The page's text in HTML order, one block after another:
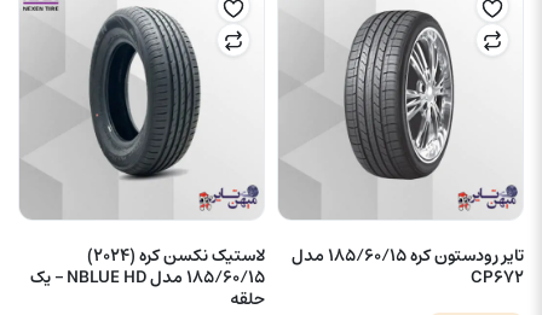
تایر رودستون کره 185/60/15 مدل
CP672
لاستیک نکسن کره (2024)
185/60/15 مدل NBLUE HD – یک
حلقه